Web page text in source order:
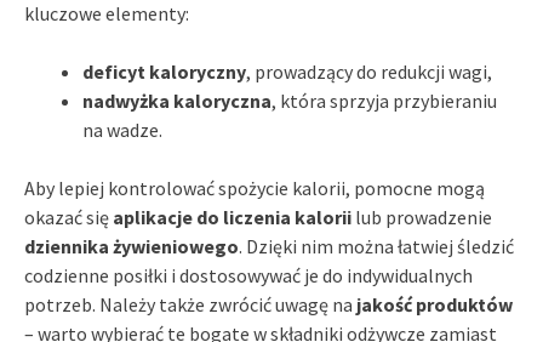
kluczowe elementy:
deficyt kaloryczny, prowadzący do redukcji wagi,
nadwyżka kaloryczna, która sprzyja przybieraniu
na wadze.
Aby lepiej kontrolować spożycie kalorii, pomocne mogą
okazać się aplikacje do liczenia kalorii lub prowadzenie
dziennika żywieniowego. Dzięki nim można łatwiej śledzić
codzienne posiłki i dostosowywać je do indywidualnych
potrzeb. Należy także zwrócić uwagę na jakość produktów
– warto wybierać te bogate w składniki odżywcze zamiast